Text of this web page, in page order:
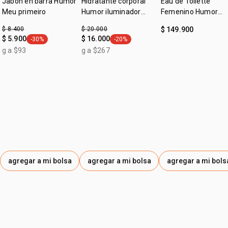
Meu primeiro
$ 8.400
$ 5.900 general.tag -30%
-30%
g a $93
agregar a mi bolsa
Humor iluminador
$ 20.000
$ 16.000 general.tag -20%
-20%
g a $267
agregar a mi bolsa
Femenino Humor
$ 149.900
agregar a mi